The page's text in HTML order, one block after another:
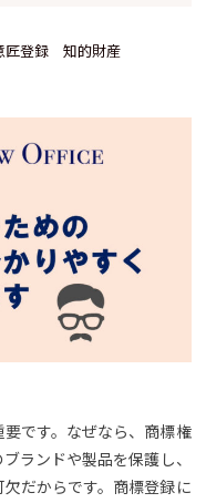
匠登録 知的財産
です。なぜなら、商標権
ランドや製品を保護し、
だからです。商標登録に